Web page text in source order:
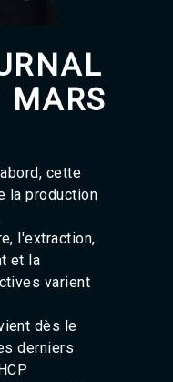
98.8 Hz
97.3
104,6
106.4
95.6
103.1
92.2
104.9
91.9
Tan 95.2
104.9
MARS
cette
la production
l'extraction,
et la
varient
dès le
derniers